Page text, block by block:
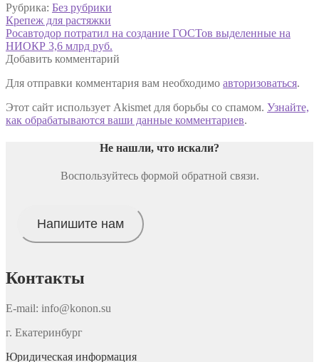
Рубрика: Без рубрики
Навигация
по
записям
Предыдущая
запись:
Крепеж для растяжки
Следующая
запись:
Росавтодор потратил на создание ГОСТов выделенные на
НИОКР 3,6 млрд руб.
Добавить комментарий
Для отправки комментария вам необходимо авторизоваться.
Этот сайт использует Akismet для борьбы со спамом. Узнайте,
как обрабатываются ваши данные комментариев.
Не нашли, что искали?
Воспользуйтесь формой обратной связи.
Напишите нам
Контакты
E-mail: info@konon.su
г. Екатеринбург
Юридическая информация